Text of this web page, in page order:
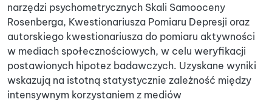
narzędzi psychometrycznych Skali Samooceny
Rosenberga, Kwestionariusza Pomiaru Depresji oraz
autorskiego kwestionariusza do pomiaru aktywności
w mediach społecznościowych, w celu weryfikacji
postawionych hipotez badawczych. Uzyskane wyniki
wskazują na istotną statystycznie zależność między
intensywnym korzystaniem z mediów